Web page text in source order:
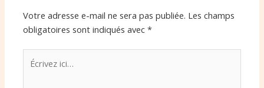
Votre adresse e-mail ne sera pas publiée. Les champs
obligatoires sont indiqués avec*
Écrivez
ici…